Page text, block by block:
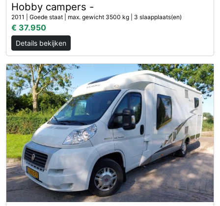
Hobby campers -
2011 | Goede staat | max. gewicht 3500 kg | 3 slaapplaats(en)
€ 37.950
Details bekijken